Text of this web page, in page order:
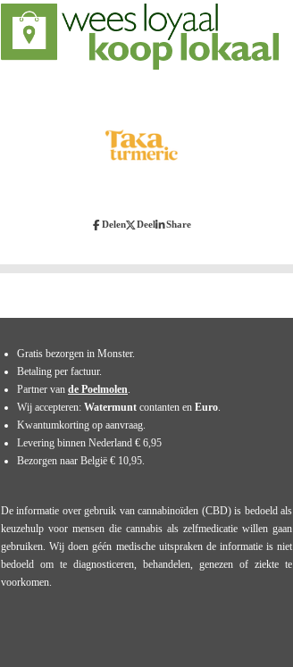
Delen Deel Share
Gratis bezorgen in Monster.
Betaling per factuur.
Partner van de Poelmolen.
Wij accepteren: Watermunt contanten en Euro.
Kwantumkorting op aanvraag.
Levering binnen Nederland € 6,95
Bezorgen naar België € 10,95.
De informatie over gebruik van cannabinoïden (CBD) is bedoeld als
keuzehulp voor mensen die cannabis als zelfmedicatie willen gaan
gebruiken. Wij doen géén medische uitspraken de informatie is niet
bedoeld om te diagnosticeren, behandelen, genezen of ziekte te
voorkomen.